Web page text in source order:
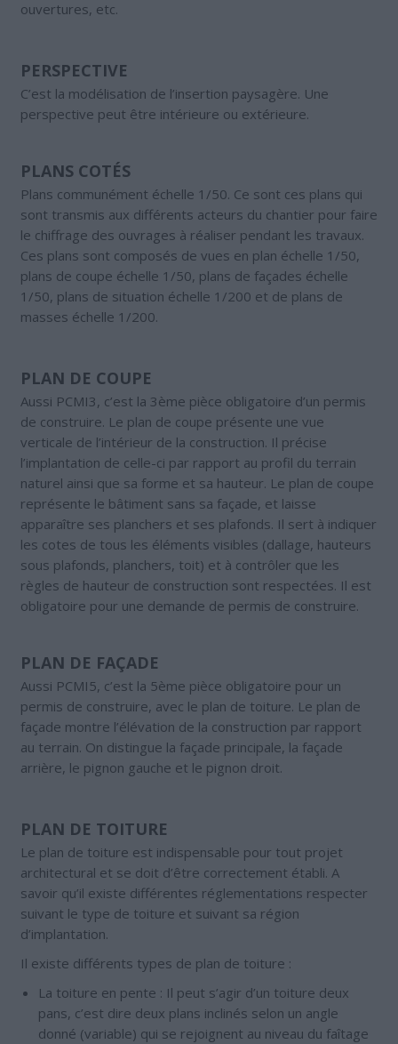
ouvertures, etc.
PERSPECTIVE
C’est la modélisation de l’insertion paysagère. Une
perspective peut être intérieure ou extérieure.
PLANS COTÉS
Plans communément échelle 1/50. Ce sont ces plans qui
sont transmis aux différents acteurs du chantier pour faire
le chiffrage des ouvrages à réaliser pendant les travaux.
Ces plans sont composés de vues en plan échelle 1/50,
plans de coupe échelle 1/50, plans de façades échelle
1/50, plans de situation échelle 1/200 et de plans de
masses échelle 1/200.
PLAN DE COUPE
Aussi PCMI3, c’est la 3ème pièce obligatoire d’un permis
de construire. Le plan de coupe présente une vue
verticale de l’intérieur de la construction. Il précise
l’implantation de celle-ci par rapport au profil du terrain
naturel ainsi que sa forme et sa hauteur. Le plan de coupe
représente le bâtiment sans sa façade, et laisse
apparaître ses planchers et ses plafonds. Il sert à indiquer
les cotes de tous les éléments visibles (dallage, hauteurs
sous plafonds, planchers, toit) et à contrôler que les
règles de hauteur de construction sont respectées. Il est
obligatoire pour une demande de permis de construire.
PLAN DE FAÇADE
Aussi PCMI5, c’est la 5ème pièce obligatoire pour un
permis de construire, avec le plan de toiture. Le plan de
façade montre l’élévation de la construction par rapport
au terrain. On distingue la façade principale, la façade
arrière, le pignon gauche et le pignon droit.
PLAN DE TOITURE
Le plan de toiture est indispensable pour tout projet
architectural et se doit d’être correctement établi. A
savoir qu’il existe différentes réglementations respecter
suivant le type de toiture et suivant sa région
d’implantation.
Il existe différents types de plan de toiture :
La toiture en pente : Il peut s’agir d’un toiture deux
pans, c’est dire deux plans inclinés selon un angle
donné (variable) qui se rejoignent au niveau du faîtage